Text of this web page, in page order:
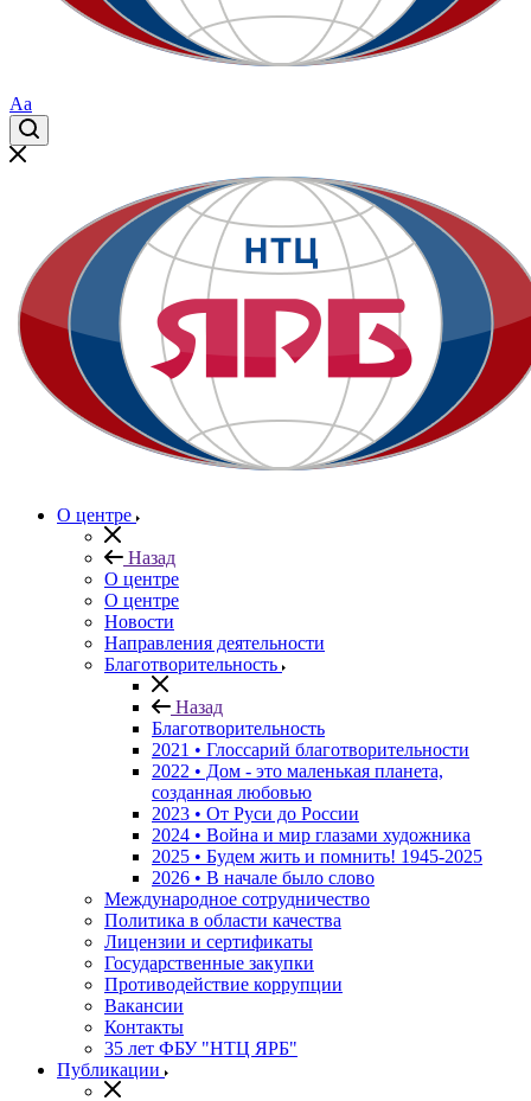
Aa
О центре
Назад
О центре
О центре
Новости
Направления деятельности
Благотворительность
Назад
Благотворительность
2021 • Глоссарий благотворительности
2022 • Дом - это маленькая планета,
созданная любовью
2023 • От Руси до России
2024 • Война и мир глазами художника
2025 • Будем жить и помнить! 1945-2025
2026 • В начале было слово
Международное сотрудничество
Политика в области качества
Лицензии и сертификаты
Государственные закупки
Противодействие коррупции
Вакансии
Контакты
35 лет ФБУ "НТЦ ЯРБ"
Публикации